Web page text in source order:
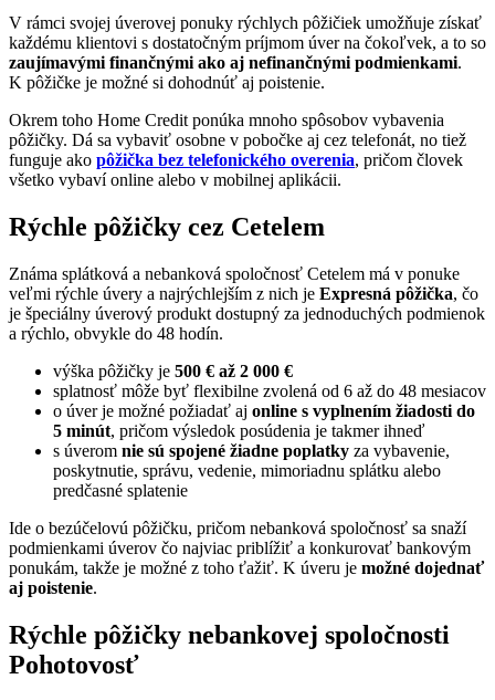
V rámci svojej úverovej ponuky rýchlych pôžičiek umožňuje získať
každému klientovi s dostatočným príjmom úver na čokoľvek, a to so
zaujímavými finančnými ako aj nefinančnými podmienkami.
K pôžičke je možné si dohodnúť aj poistenie.
Okrem toho Home Credit ponúka mnoho spôsobov vybavenia
pôžičky. Dá sa vybaviť osobne v pobočke aj cez telefonát, no tiež
funguje ako pôžička bez telefonického overenia, pričom človek
všetko vybaví online alebo v mobilnej aplikácii.
Rýchle pôžičky cez Cetelem
Známa splátková a nebanková spoločnosť Cetelem má v ponuke
veľmi rýchle úvery a najrýchlejším z nich je Expresná pôžička, čo
je špeciálny úverový produkt dostupný za jednoduchých podmienok
a rýchlo, obvykle do 48 hodín.
výška pôžičky je 500 € až 2 000 €
splatnosť môže byť flexibilne zvolená od 6 až do 48 mesiacov
o úver je možné požiadať aj online s vyplnením žiadosti do
5 minút, pričom výsledok posúdenia je takmer ihneď
s úverom nie sú spojené žiadne poplatky za vybavenie,
poskytnutie, správu, vedenie, mimoriadnu splátku alebo
predčasné splatenie
Ide o bezúčelovú pôžičku, pričom nebanková spoločnosť sa snaží
podmienkami úverov čo najviac priblížiť a konkurovať bankovým
ponukám, takže je možné z toho ťažiť. K úveru je možné dojednať
aj poistenie.
Rýchle pôžičky nebankovej spoločnosti
Pohotovosť